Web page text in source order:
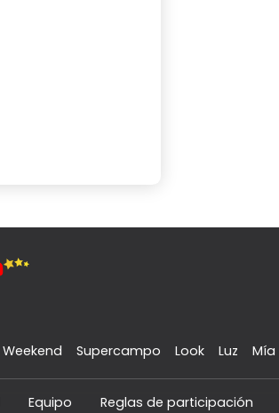
Weekend Supercampo Look Luz Mía
Equipo Reglas de participación